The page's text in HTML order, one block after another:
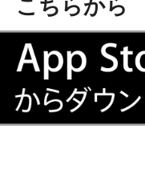
こちらから